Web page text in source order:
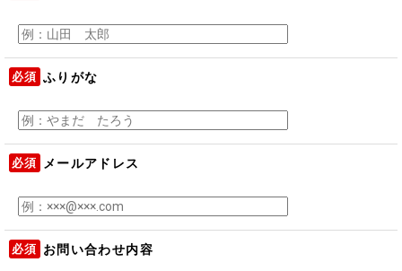
必須 ふりがな
必須 メールアドレス
必須 お問い合わせ内容